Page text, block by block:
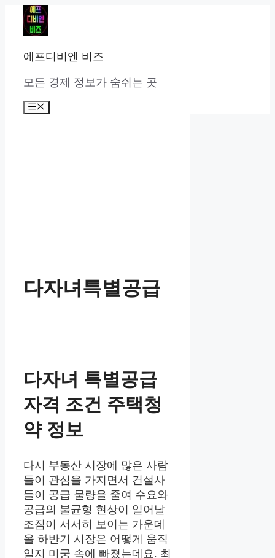
에프디비엔 비즈
모든 경제 정보가 숨쉬는 곳
메
다자녀특별공급
다자녀 특별공급
자격 조건 주택청
약 정보
다시 부동산 시장에 많은 사람
들이 관심을 가지면서 건설사
들이 공급 물량을 줄여 수요와
공급의 불균형 현상이 일어날
조짐이 서서히 보이는 가운데
올 하반기 시장은 어떻게 움직
일지 미궁 속에 빠졌는데요. 최